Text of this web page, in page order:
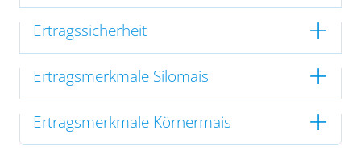
Ertragssicherheit
Ertragsmerkmale Silomais
Ertragsmerkmale Körnermais